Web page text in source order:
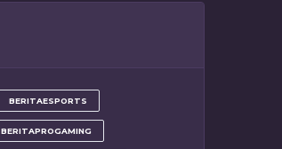
BERITAESPORTS
BERITAPROGAMING